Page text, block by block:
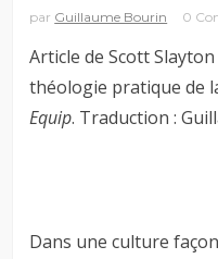
par Guillaume Bourin 0
Article de Scott
théologie pratique de
Equip. Traduction :
Dans une culture